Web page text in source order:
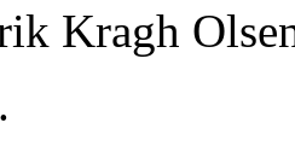
Kragh
.